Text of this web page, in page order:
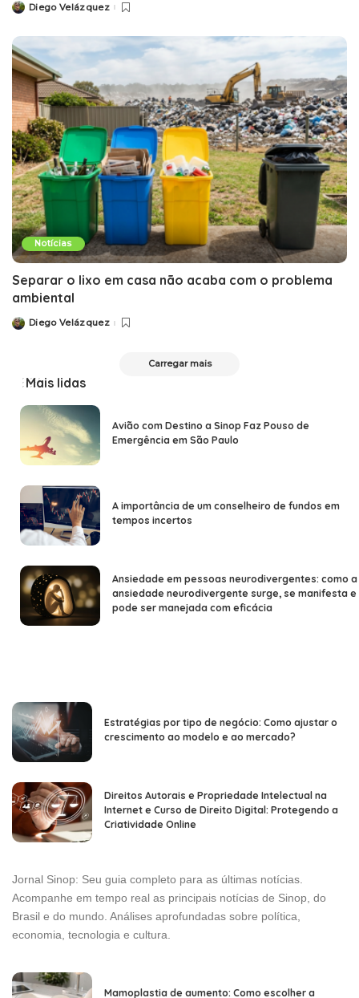
Diego Velázquez
Notícias
Separar o lixo em casa não acaba com o problema
ambiental
Diego Velázquez
Carregar mais
Mais lidas
Avião com Destino a Sinop Faz Pouso de
Emergência em São Paulo
A importância de um conselheiro de fundos em
tempos incertos
Ansiedade em pessoas neurodivergentes: como a
ansiedade neurodivergente surge, se manifesta e
pode ser manejada com eficácia
Estratégias por tipo de negócio: Como ajustar o
crescimento ao modelo e ao mercado?
Direitos Autorais e Propriedade Intelectual na
Internet e Curso de Direito Digital: Protegendo a
Criatividade Online
Jornal Sinop: Seu guia completo para as últimas notícias.
Acompanhe em tempo real as principais notícias de Sinop, do
Brasil e do mundo. Análises aprofundadas sobre política,
economia, tecnologia e cultura.
Mamoplastia de aumento: Como escolher a